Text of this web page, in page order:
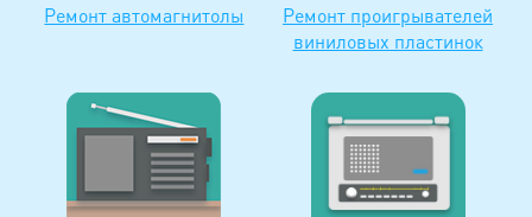
Ремонт автомагнитолы
Ремонт проигрывателей
виниловых пластинок